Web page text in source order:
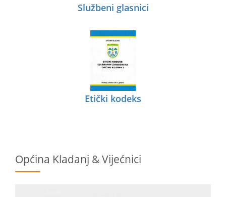
Službeni glasnici
Etički kodeks
Općina Kladanj & Vijećnici